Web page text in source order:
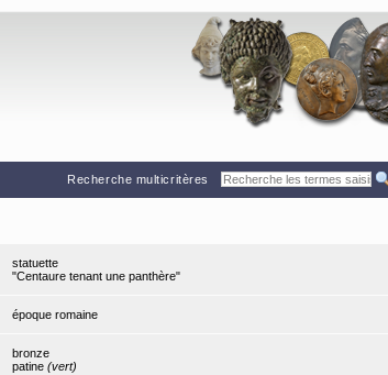
Recherche multicritères
statuette
"Centaure tenant une panthère"
époque romaine
bronze
patine (vert)